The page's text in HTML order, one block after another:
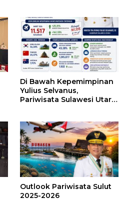
Di Bawah Kepemimpinan
Yulius Selvanus,
Pariwisata Sulawesi Utara
Outlook Pariwisata Sulut
2025-2026